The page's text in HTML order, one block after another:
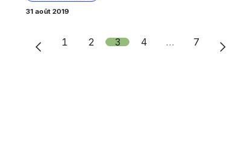
31 août 2019
1 2 3 4 … 7